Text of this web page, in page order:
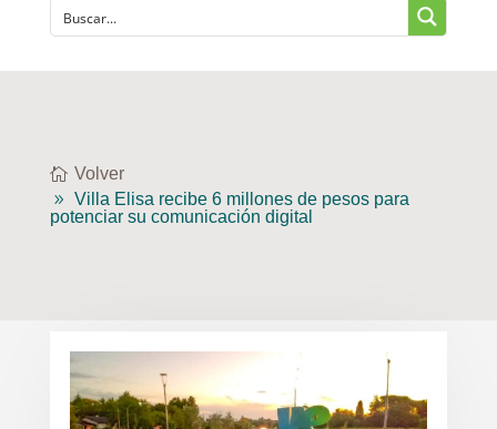
Volver
Villa Elisa recibe 6 millones de pesos para
potenciar su comunicación digital